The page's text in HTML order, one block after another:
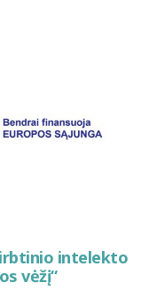
intelekto
vėžį“